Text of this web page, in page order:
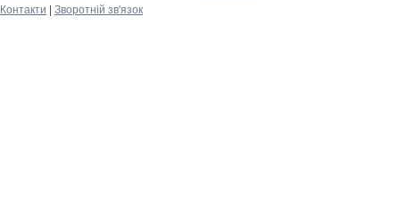
Контакти
Зворотній зв'язок